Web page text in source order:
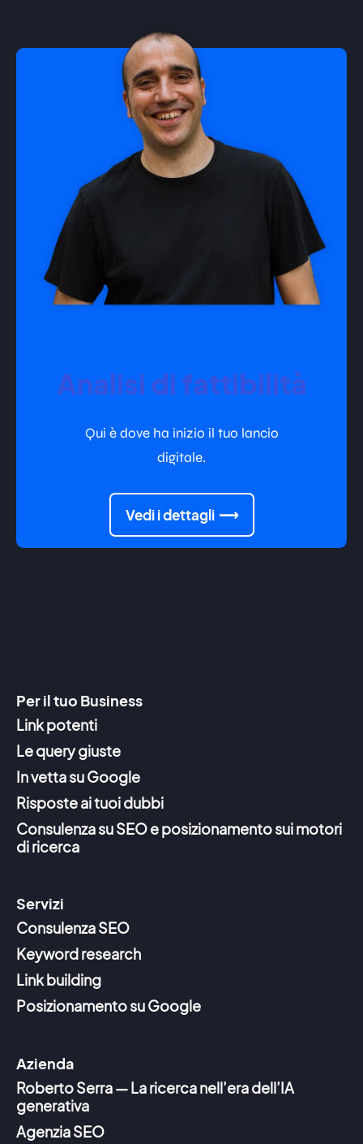
Analisi di fattibilità
Qui è dove ha inizio il tuo lancio
digitale.
Vedi i dettagli
Per il tuo Business
Link potenti
Le query giuste
In vetta su Google
Risposte ai tuoi dubbi
Consulenza su SEO e posizionamento sui motori
di ricerca
Servizi
Consulenza SEO
Keyword research
Link building
Posizionamento su Google
Azienda
Roberto Serra — La ricerca nell’era dell’IA
generativa
Agenzia SEO